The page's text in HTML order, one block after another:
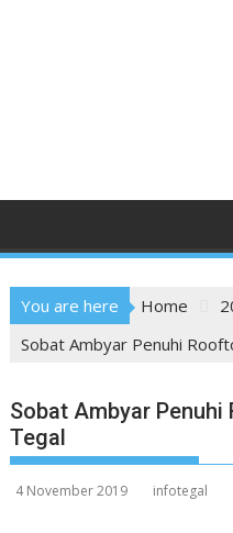
You are here Home
Sobat Ambyar Penuhi
Sobat Ambyar
Tegal
4 November 2019 infotegal